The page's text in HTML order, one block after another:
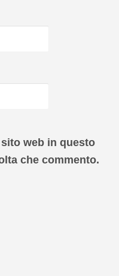
web in questo
che commento.